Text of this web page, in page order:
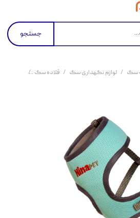
جستجو
سگ لوازم نگهداری سگ قلاده سگ